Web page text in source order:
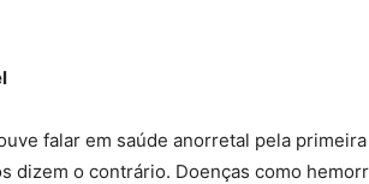
falar em saúde anorretal pela
dizem o contrário. Doenças como